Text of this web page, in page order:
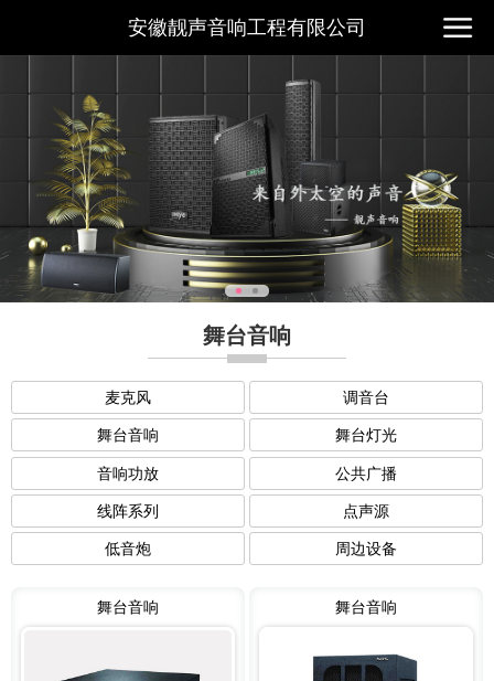
安徽靓声音响工程有限公司
舞台音响
麦克风 调音台
舞台音响 舞台灯光
音响功放 公共广播
线阵系列 点声源
低音炮 周边设备
舞台音响 舞台音响